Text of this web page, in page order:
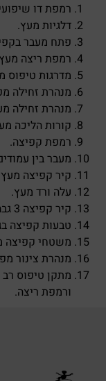
רמפת דו
דלגיות מעץ.
פתח מעבר
רמפת ריצה
מדרגות טיפוס
מנהרת זחילה
מנהרת זחילה
קורות הליכה
רמפת קפיצה.
מעבר בין
קיר קפיצה
עלה ורד מעץ.
קיר קפיצה 3 גבהים.
טבעות קפיצה
משטחי קפיצה
מנהרת צינור
מתקן טיפוס
ורמפת ריצה.